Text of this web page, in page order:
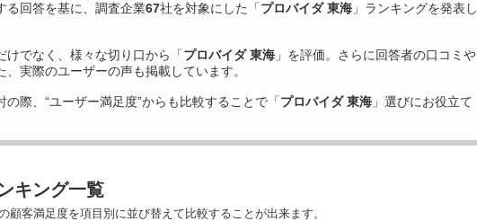
る回答を基に、調査企業67社を対象にした「プロバイダ 東海 」ランキングを発表し
けでなく、様々な切り口から「プロバイダ 東海 」を評価。さらに回答者の口コミや
、実際のユーザーの声も掲載しています。
の際、“ユーザー満足度”からも比較することで「プロバイダ 東海 」選びにお役立て
キング一覧
顧客満足度を項目別に並び替えて比較することが出来ます。